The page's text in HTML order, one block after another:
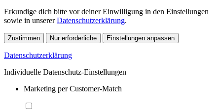
Erkundige dich bitte vor deiner Einwilligung in den Einstellungen
sowie in unsererDatenschutzerklärung.
Zustimmen Nur erforderliche Einstellungen anpassen
Datenschutzerklärung
Individuelle Datenschutz-Einstellungen
Marketing per Customer-Match